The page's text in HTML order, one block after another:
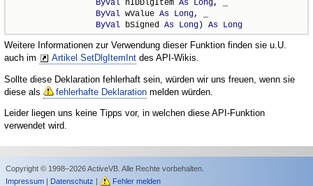
ByVal nIDDlgItem As Long, _
ByVal wValue As Long, _
ByVal bSigned As Long) As Long
Weitere Informationen zur Verwendung dieser Funktion finden sie u.U.
auch im
Artikel SetDlgItemInt des API-Wikis.
Sollte diese Deklaration fehlerhaft sein, würden wir uns freuen, wenn sie
diese als
fehlerhafte Deklaration melden würden.
Leider liegen uns keine Tipps vor, in welchen diese API-Funktion
verwendet wird.
Copyright © 1998–2026 ActiveVB. Alle Rechte vorbehalten.
Impressum| Datenschutz | Fehler melden